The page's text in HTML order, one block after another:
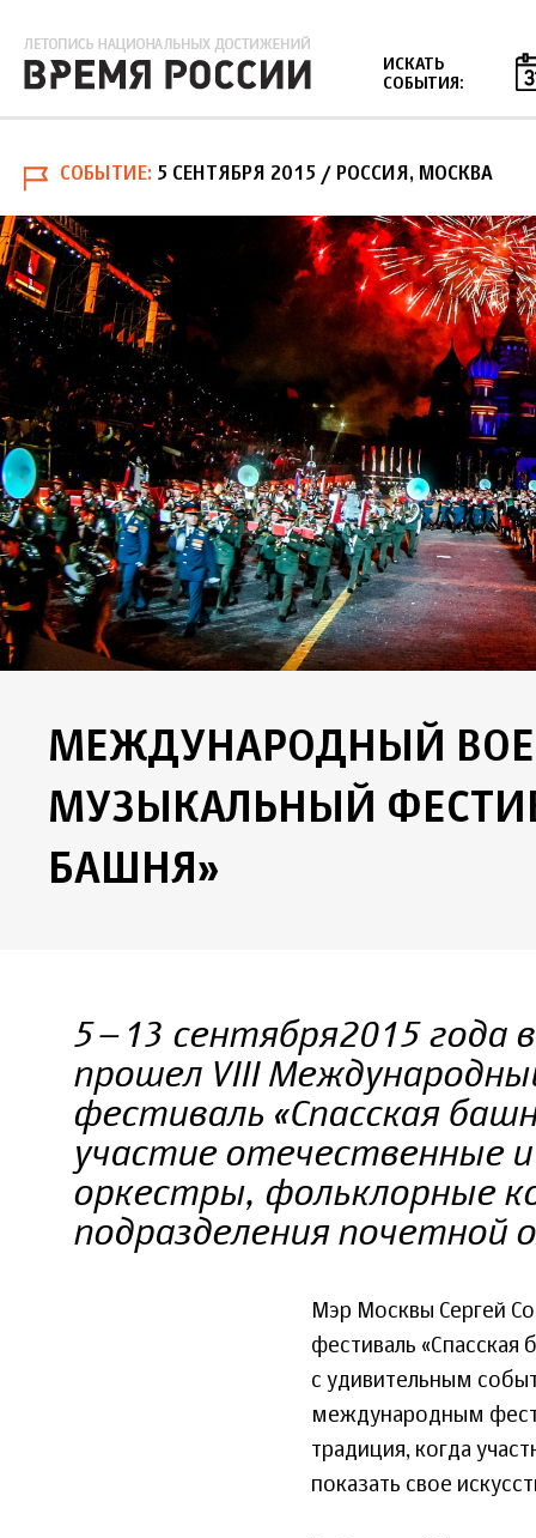
ИСКАТЬ
СОБЫТИЯ:
СОБЫТИЕ 5 СЕНТЯБРЯ 2015 / РОССИЯ, МОСКВА
МЕЖДУНАРОДНЫЙ
МУЗЫКАЛЬНЫЙ
БАШНЯ»
5–13 сентября 2015 года
прошел VIII
фестиваль «Спасская
участие отечественные
оркестры, фольклорные
подразделения почетной
Мэр Москвы Сергей
фестиваль
с удивительным
международным
традиция, когда
показать свое